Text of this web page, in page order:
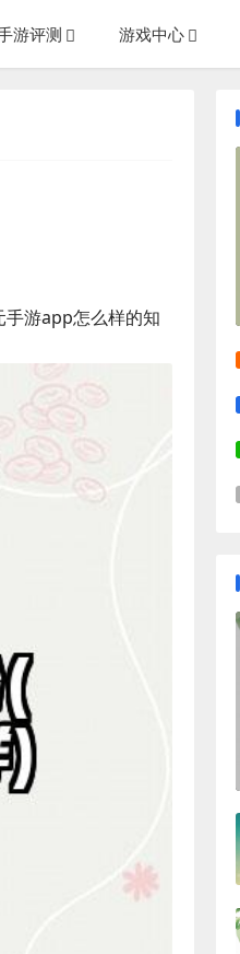
游评测 游戏中心
手游app怎么样的知